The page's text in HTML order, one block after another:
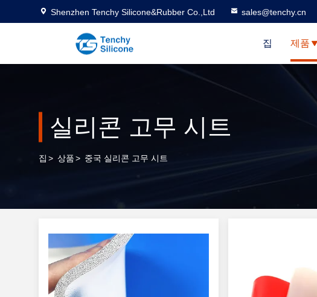
Shenzhen Tenchy Silicone&Rubber Co.,Ltd sales@tenchy.cn
집 제품
실리콘 고무 시트
집 > 상품> 중국 실리콘 고무 시트